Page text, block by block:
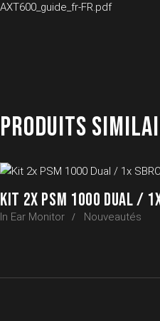
AXT600_guide_fr-FR.pdf
PRODUITS
KIT 2X PSM 1000 DUAL /
In Ear Monitor Nouveautés